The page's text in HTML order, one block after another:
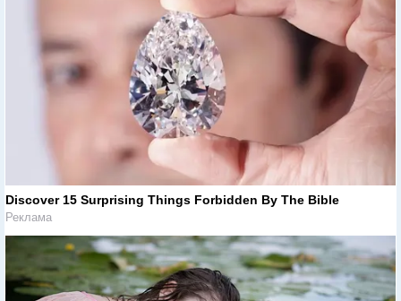
Discover 15 Surprising Things Forbidden By The Bible
Реклама